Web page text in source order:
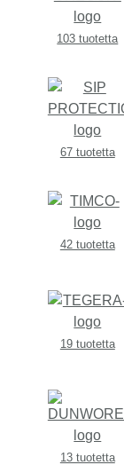
103 tuotetta
67 tuotetta
42 tuotetta
19 tuotetta
13 tuotetta